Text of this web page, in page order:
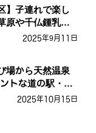
】子連れで楽し
原や千仏鍾乳洞
2025年9月11日
場から天然温泉
トな道の駅・お
2025年10月15日